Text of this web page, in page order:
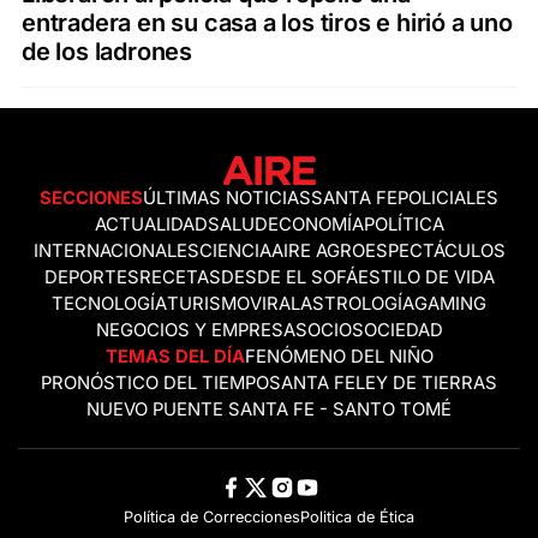
entradera en su casa a los tiros e hirió a uno
de los ladrones
SECCIONESÚLTIMAS NOTICIASSANTA FEPOLICIALES
ACTUALIDADSALUDECONOMÍAPOLÍTICA
INTERNACIONALESCIENCIAAIRE AGROESPECTÁCULOS
DEPORTESRECETASDESDE EL SOFÁESTILO DE VIDA
TECNOLOGÍATURISMOVIRALASTROLOGÍAGAMING
NEGOCIOS Y EMPRESASOCIOSOCIEDAD
TEMAS DEL DÍAFENÓMENO DEL NIÑO
PRONÓSTICO DEL TIEMPOSANTA FELEY DE TIERRAS
NUEVO PUENTE SANTA FE - SANTO TOMÉ
Política de CorreccionesPolitica de Ética